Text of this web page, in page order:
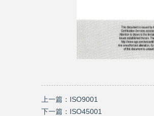
上一篇： ISO9001
下一篇： ISO45001